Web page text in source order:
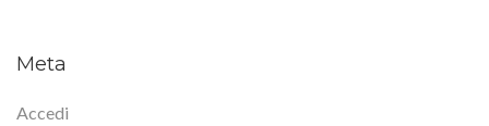
Meta
Accedi